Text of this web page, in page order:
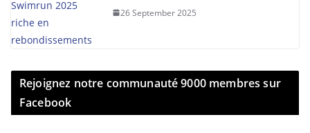
26 September 2025
Rejoignez notre communauté 9000 membres sur
Facebook